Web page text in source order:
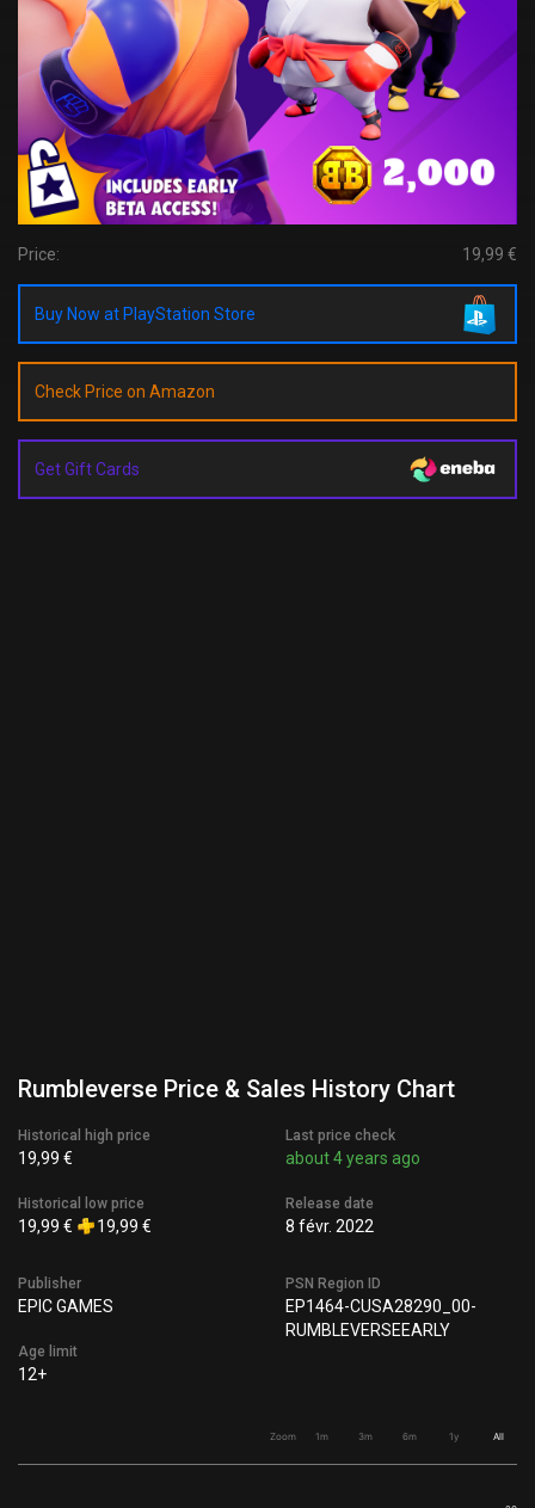
Price: 19,99 €
Buy Now at PlayStation Store
Check Price on Amazon
Get Gift Cards
Rumbleverse Price & Sales History Chart
Historical high price
19,99 €
Historical low price
19,99 € 19,99 €
Last price check
about 4 years ago
Release date
8 févr. 2022
Publisher
EPIC GAMES
Age limit
12+
PSN Region ID
EP1464-CUSA28290_00-
RUMBLEVERSEEARLY
Zoom 1m 3m 6m 1y All